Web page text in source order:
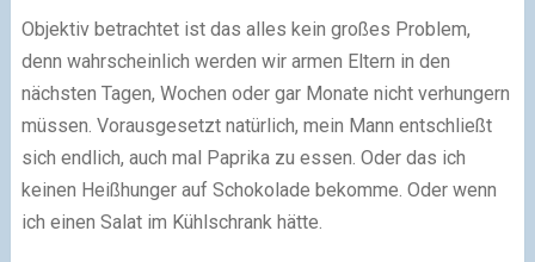
Objektiv betrachtet ist das alles kein großes Problem,
denn wahrscheinlich werden wir armen Eltern in den
nächsten Tagen, Wochen oder gar Monate nicht verhungern
müssen. Vorausgesetzt natürlich, mein Mann entschließt
sich endlich, auch mal Paprika zu essen. Oder das ich
keinen Heißhunger auf Schokolade bekomme. Oder wenn
ich einen Salat im Kühlschrank hätte.